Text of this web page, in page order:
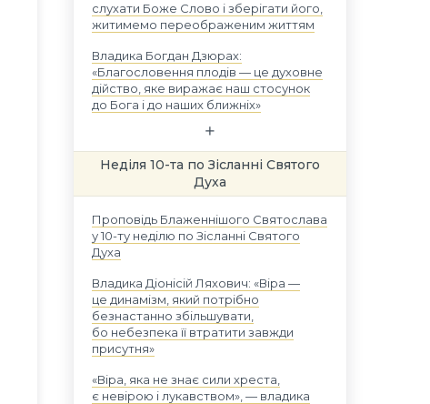
слухати Боже Слово і зберігати його,
житимемо переображеним життям
Владика Богдан Дзюрах:
«Благословення плодів — це духовне
дійство, яке виражає наш стосунок
до Бога і до наших ближніх»
Неділя 10-та по Зісланні Святого
Духа
Проповідь Блаженнішого Святослава
у 10-ту неділю по Зісланні Святого
Духа
Владика Діонісій Ляхович: «Віра —
це динамізм, який потрібно
безнастанно збільшувати,
бо небезпека її втратити завжди
присутня»
«Віра, яка не знає сили хреста,
є невірою і лукавством», — владика